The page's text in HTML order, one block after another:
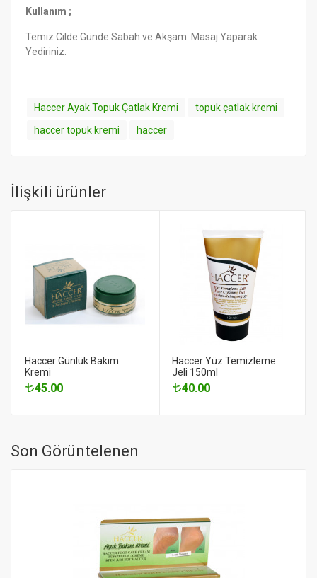
Kullanım ;
Temiz Cilde Günde Sabah ve Akşam Masaj Yaparak
Yediriniz.
Haccer Ayak Topuk Çatlak Kremi
topuk çatlak kremi
haccer topuk kremi
haccer
İlişkili ürünler
Haccer Günlük Bakım
Kremi
45.00
Haccer Yüz Temizleme
Jeli 150ml
40.00
Son Görüntelenen